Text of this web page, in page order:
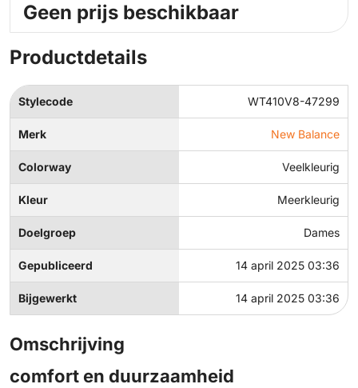
Geen prijs beschikbaar
Productdetails
Stylecode WT410V8-47299
Merk New Balance
Colorway Veelkleurig
Kleur Meerkleurig
Doelgroep Dames
Gepubliceerd 14 april 2025 03:36
Bijgewerkt 14 april 2025 03:36
Omschrijving
comfort en duurzaamheid